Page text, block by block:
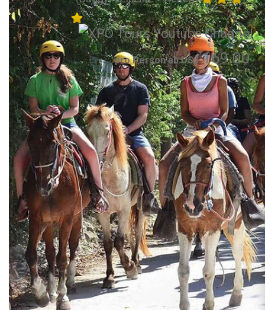
pro Person ab US$169.00